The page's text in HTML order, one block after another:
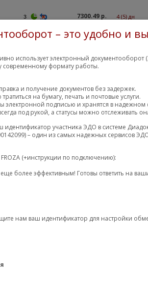
3 7300.49 р. 4 (5) дн
46491.16 р. 1 (3) дн
остальные
1 48937.45 р. 1 (3) дн
остальные
7 (9) дн
– это удобно и
использует электронный документооборот
современному формату работы.
и получение документов без задержек.
на бумагу, печать и почтовые услуги.
электронной подписью и хранятся в надежном
под рукой, а статусы можно отслеживать
участника ЭДО в системе
– один из самых надежных сервисов
(+инструкции по подключению):
более эффективным! Готовы ответить на
нам ваш идентификатор для настройки